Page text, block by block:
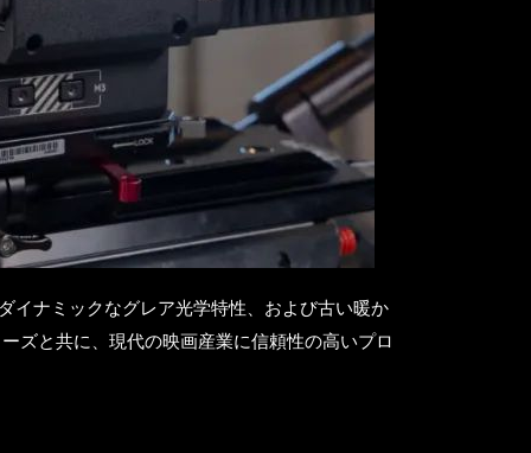
イナミックなグレア光学特性、および古い暖か
ズと共に、現代の映画産業に信頼性の高いプロ